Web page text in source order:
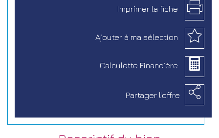
Imprimer la fiche
Ajouter à ma sélection
Calculette Financière
Partager l'offre